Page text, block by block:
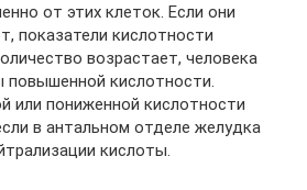
от этих клеток. Если они
показатели кислотности
возрастает, человека
кислотности.
или пониженной кислотности
в антальном отделе желудка
кислоты.